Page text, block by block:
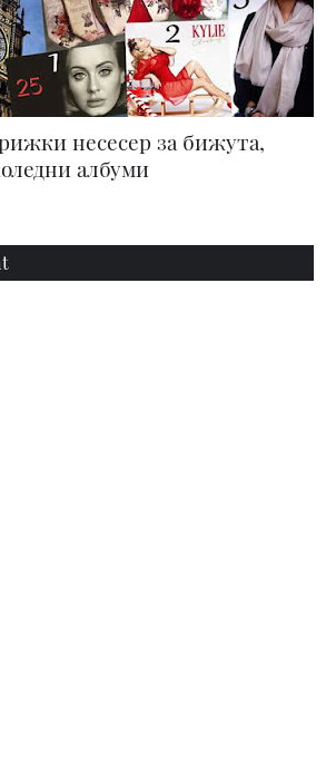
несесер за бижута,
албуми